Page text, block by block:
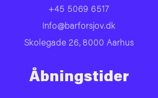
+45 5069 6517
Info@barforsjov.dk
Skolegade 26, 8000 Aarhus
Åbningstider